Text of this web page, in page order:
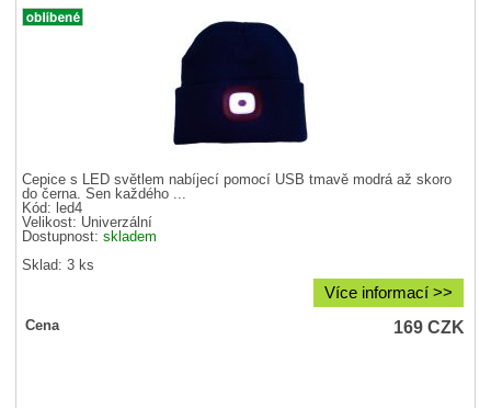
Čepice s LED světlem nabíjecí pomocí USB tmavě modrá až skoro
do černa. Sen každého ...
Kód: led4
Velikost: Univerzální
Dostupnost:skladem
Sklad: 3 ks
Více informací >>
Cena 169CZK